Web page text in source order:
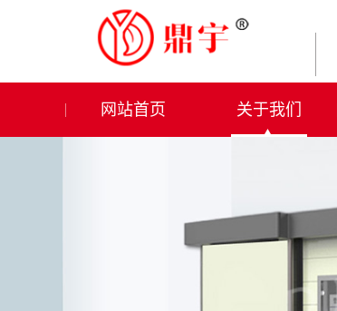
网站首页 关于我们